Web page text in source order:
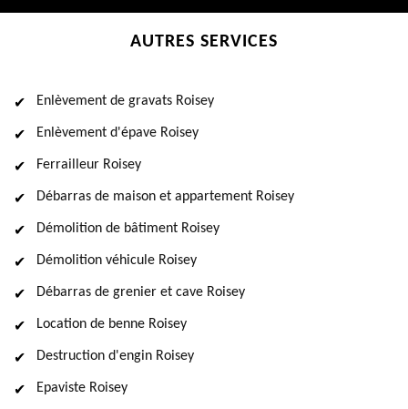
AUTRES SERVICES
Enlèvement de gravats Roisey
Enlèvement d'épave Roisey
Ferrailleur Roisey
Débarras de maison et appartement Roisey
Démolition de bâtiment Roisey
Démolition véhicule Roisey
Débarras de grenier et cave Roisey
Location de benne Roisey
Destruction d'engin Roisey
Epaviste Roisey